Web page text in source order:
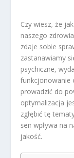
Czy wiesz, że
naszego
zdaje sobie
zastanawiamy
psychiczne,
funkcjonowanie
prowadzić do
optymalizacja
zgłębić tę
sen wpływa na
jakość.